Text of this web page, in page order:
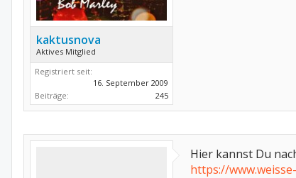
kaktusnova
Aktives Mitglied
Registriert seit:
16. September 2009
Beiträge:
245
Hier kannst Du
https://